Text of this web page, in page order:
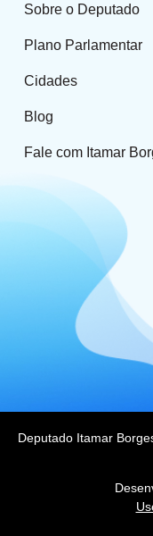
Sobre o Deputado
Plano Parlamentar
Cidades
Blog
Fale com Itamar
Deputado Itamar